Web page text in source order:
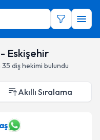
Eskişehir
35 diş hekimi bulundu
Akıllı Sıralama